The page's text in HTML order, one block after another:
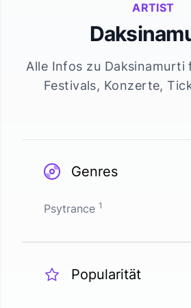
ARTIST
Alle Infos zu Daksinamurti
Festivals, Konzerte,
Genres
Psytrance 1
Popularität